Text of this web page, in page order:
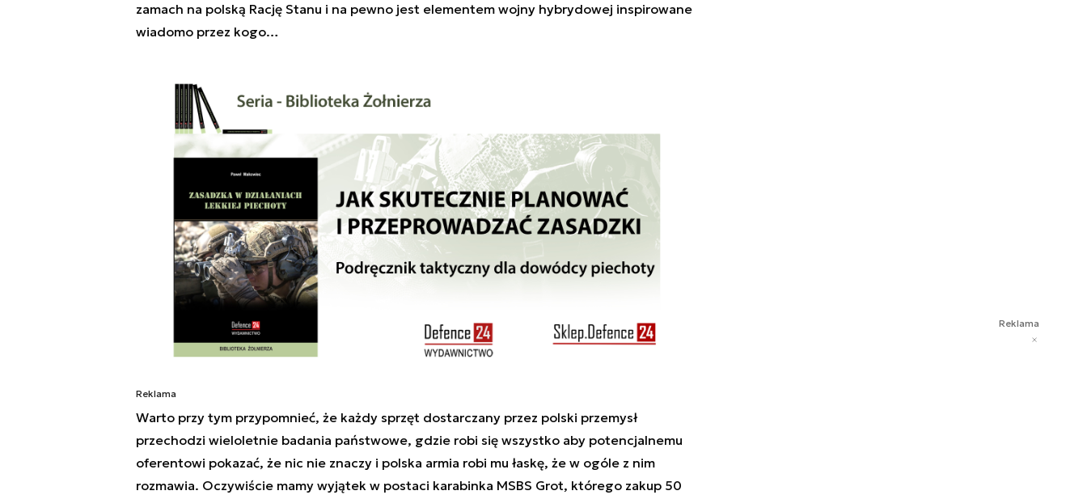
zamach na polską Rację Stanu i na pewno jest elementem wojny hybrydowej inspirowane
wiadomo przez kogo…
Reklama
Warto przy tym przypomnieć, że każdy sprzęt dostarczany przez polski przemysł
przechodzi wieloletnie badania państwowe, gdzie robi się wszystko aby potencjalnemu
oferentowi pokazać, że nic nie znaczy i polska armia robi mu łaskę, że w ogóle z nim
rozmawia. Oczywiście mamy wyjątek w postaci karabinka MSBS Grot, którego zakup 50
Reklama